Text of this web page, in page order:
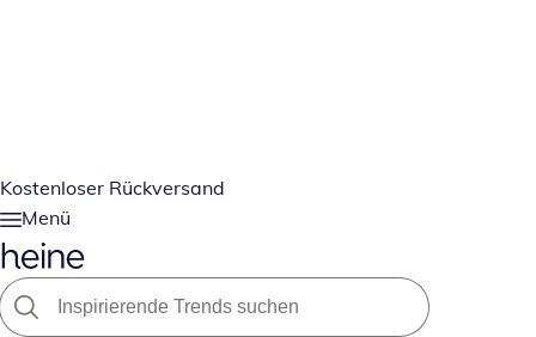
Kostenloser Rückversand
Menü